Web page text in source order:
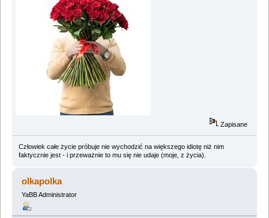
Zapisane
Człowiek całe życie próbuje nie wychodzić na większego idiotę niż nim
faktycznie jest - i przeważnie to mu się nie udaje (moje, z życia).
olkapolka
YaBB Administrator